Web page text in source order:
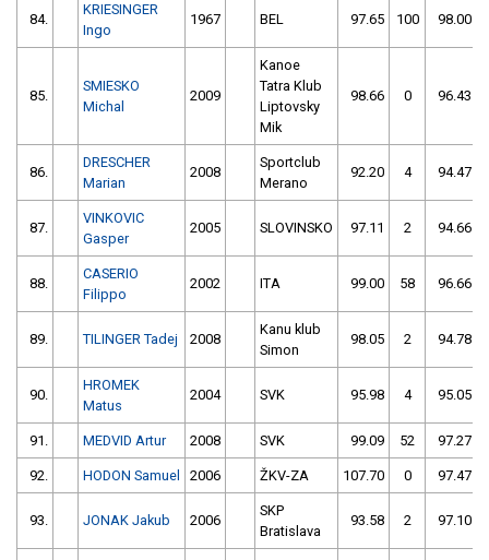
84.
KRIESINGER
Ingo
1967 BEL 97.65 100 98.00
85.
SMIESKO
Michal
2009
Kanoe
Tatra Klub
Liptovsky
Mik
98.66 0 96.43
86.
DRESCHER
Marian
2008
Sportclub
Merano
92.20 4 94.47
87.
VINKOVIC
Gasper
2005 SLOVINSKO 97.11 2 94.66
88.
CASERIO
Filippo
2002 ITA 99.00 58 96.66
89. TILINGER Tadej 2008
Kanu klub
Simon
98.05 2 94.78
90.
HROMEK
Matus
2004 SVK 95.98 4 95.05
91. MEDVID Artur 2008 SVK 99.09 52 97.27
92. HODON Samuel 2006 ŽKV-ZA 107.70 0 97.47
93. JONAK Jakub 2006
SKP
Bratislava
93.58 2 97.10